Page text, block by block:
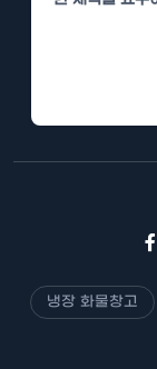
냉장 화물창고